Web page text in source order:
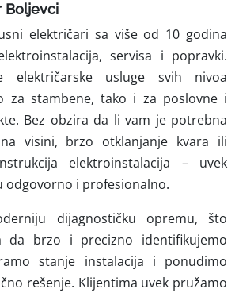
Boljevci
električari sa više od 10 godina
servisa i popravki.
električarske usluge svih nivoa
za stambene, tako i za poslovne i
Bez obzira da li vam je potrebna
visini, brzo otklanjanje kvara ili
elektroinstalacija – uvek
odgovorno i profesionalno.
dijagnostičku opremu, što
da brzo i precizno identifikujemo
stanje instalacija i ponudimo
rešenje. Klijentima uvek pružamo